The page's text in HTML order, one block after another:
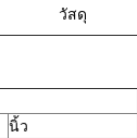
วัสดุ
นิ้ว